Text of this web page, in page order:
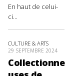
En haut de celui-
ci...
CULTURE & ARTS
29 SEPTEMBRE 2024
Collectionne